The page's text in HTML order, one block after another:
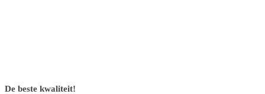
De beste kwaliteit!